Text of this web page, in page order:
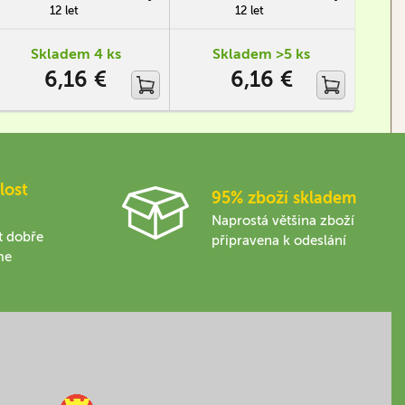
12 let
Skladem 4 ks
6,16 €
12 let
Skladem >5 ks
6,16 €
dobře
95% zboží skladem
Naprostá většina zboží
připravena k odeslání